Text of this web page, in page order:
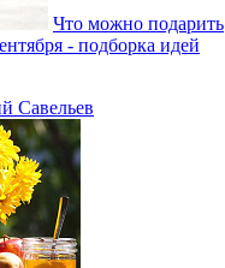
Что можно подарить
- подборка идей
Савельев